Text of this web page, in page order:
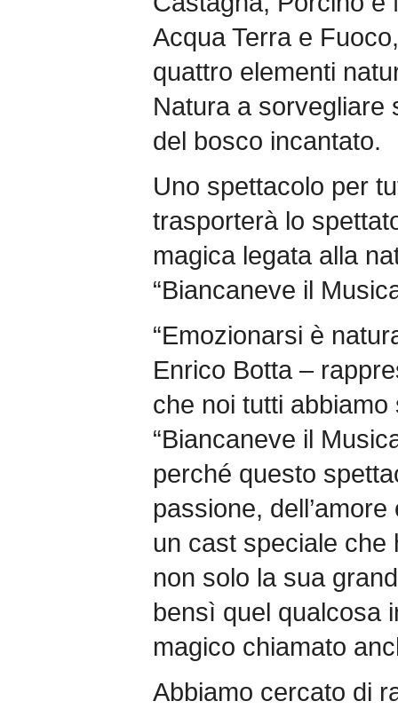
Acqua Terra e
quattro elementi
Natura a sorvegliare
del bosco incantato.
Uno spettacolo per
trasporterà lo
magica legata alla
“Biancaneve il
“Emozionarsi è
Enrico Botta –
che noi tutti
“Biancaneve il
perché questo
passione,
un cast speciale che
non solo la sua
bensì quel qualcosa
magico chiamato
Abbiamo cercato di